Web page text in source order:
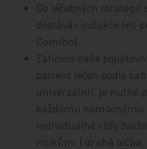
Do léčebných strategií
dostává i indukce (viz
Comiho).
Zatímco naše
pacient léčen podle
univerzální), je nutné
každému
individuálně vždy
rizikům. I drahá léčba,